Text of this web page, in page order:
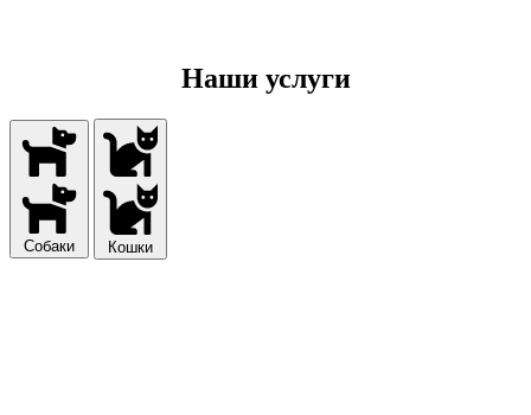
Наши услуги
Собаки Кошки